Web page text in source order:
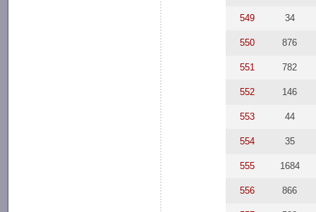
549 34
550 876
551 782
552 146
553 44
554 35
555 1684
556 866